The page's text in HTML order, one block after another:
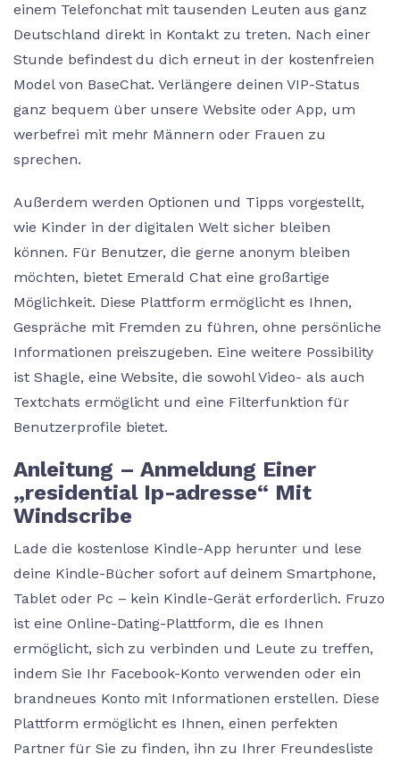
einem Telefonchat mit tausenden Leuten aus ganz
Deutschland direkt in Kontakt zu treten. Nach einer
Stunde befindest du dich erneut in der kostenfreien
Model von BaseChat. Verlängere deinen VIP-Status
ganz bequem über unsere Website oder App, um
werbefrei mit mehr Männern oder Frauen zu
sprechen.
Außerdem werden Optionen und Tipps vorgestellt,
wie Kinder in der digitalen Welt sicher bleiben
können. Für Benutzer, die gerne anonym bleiben
möchten, bietet Emerald Chat eine großartige
Möglichkeit. Diese Plattform ermöglicht es Ihnen,
Gespräche mit Fremden zu führen, ohne persönliche
Informationen preiszugeben. Eine weitere Possibility
ist Shagle, eine Website, die sowohl Video- als auch
Textchats ermöglicht und eine Filterfunktion für
Benutzerprofile bietet.
Anleitung – Anmeldung Einer
„residential Ip-adresse“ Mit
Windscribe
Lade die kostenlose Kindle-App herunter und lese
deine Kindle-Bücher sofort auf deinem Smartphone,
Tablet oder Pc – kein Kindle-Gerät erforderlich. Fruzo
ist eine Online-Dating-Plattform, die es Ihnen
ermöglicht, sich zu verbinden und Leute zu treffen,
indem Sie Ihr Facebook-Konto verwenden oder ein
brandneues Konto mit Informationen erstellen. Diese
Plattform ermöglicht es Ihnen, einen perfekten
Partner für Sie zu finden, ihn zu Ihrer Freundesliste